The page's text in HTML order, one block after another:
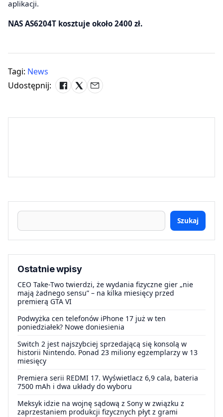
aplikacji.
NAS AS6204T kosztuje około 2400 zł.
Tagi: News
Udostępnij:
Szukaj
Ostatnie wpisy
CEO Take-Two twierdzi, że wydania fizyczne gier „nie
mają żadnego sensu” – na kilka miesięcy przed
premierą GTA VI
Podwyżka cen telefonów iPhone 17 już w ten
poniedziałek? Nowe doniesienia
Switch 2 jest najszybciej sprzedającą się konsolą w
historii Nintendo. Ponad 23 miliony egzemplarzy w 13
miesięcy
Premiera serii REDMI 17. Wyświetlacz 6,9 cala, bateria
7500 mAh i dwa układy do wyboru
Meksyk idzie na wojnę sądową z Sony w związku z
zaprzestaniem produkcji fizycznych płyt z grami